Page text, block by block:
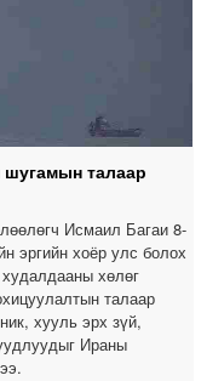
талаар
Исмаил Багаи 8-
эргийн хоёр улс болох
хөлөг
талаар
хууль эрх зүй,
Ираны